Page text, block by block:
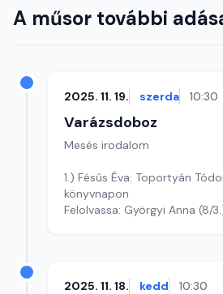
A műsor további
2025. 11. 19. szerda 10:30
Varázsdoboz
Mesés irodalom
1.) Fésűs Éva: Toportyán
könyvnapon
Felolvassa: Györgyi Anna (8/
2025. 11. 18. kedd 10:30